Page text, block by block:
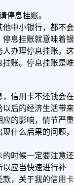
停息挂账。
他中小银行，都不会
息挂账就意味着银
人办理停息挂账。这
账。停息挂账是唯
信用卡不还钱会在
以后的经济生活带来
应的影响，情节严重
什么后果的问题，
时候一定要注意还
以应当快速进行补
款，关于我的信用卡